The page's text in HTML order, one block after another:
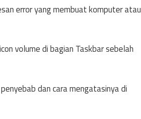
error yang membuat komputer atau
volume di bagian Taskbar sebelah
dan cara mengatasinya di